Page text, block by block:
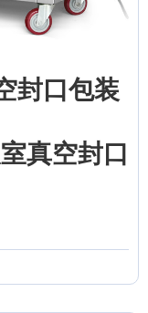
封口包装
真空封口